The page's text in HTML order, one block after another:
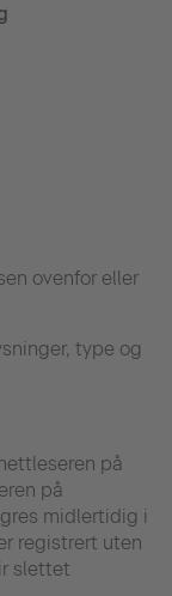
ovenfor eller
type og
på
på
midlertidig i
registrert uten
slettet